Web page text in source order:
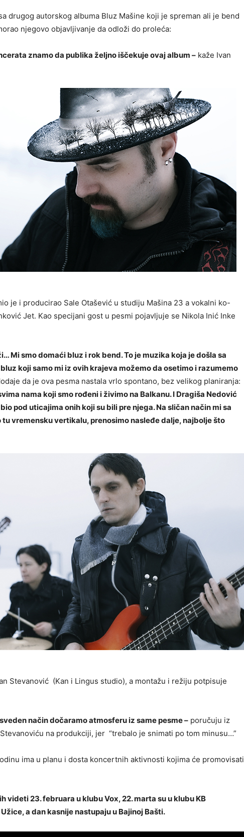
drugog autorskog albuma Bluz Mašine koji je spreman ali je bend
njegovo objavljivanje da odloži do proleća:
znamo da publika željno iščekuje ovaj album – kaže Ivan
je i producirao Sale Otašević u studiju Mašina 23 a vokalni ko-
Jet. Kao specijani gost u pesmi pojavljuje se Nikola Inić Inke
Mi smo domaći bluz i rok bend. To je muzika koja je došla sa
bluz koji samo mi iz ovih krajeva možemo da osetimo i razumemo
da je ova pesma nastala vrlo spontano, bez velikog planiranja:
nama koji smo rođeni i živimo na Balkanu. I Dragiša Nedović
pod uticajima onih koji su bili pre njega. Na sličan način mi sa
vremensku vertikalu, prenosimo nasleđe dalje, najbolje što
Stevanović (Kan i Lingus studio), a montažu i režiju potpisuje
način dočaramo atmosferu iz same pesme – poručuju iz
na produkciji, jer “trebalo je snimati po tom minusu…”
ima u planu i dosta koncertnih aktivnosti kojima će promovisati
videti 23. februara u klubu Vox, 22. marta su u klubu KB
a dan kasnije nastupaju u Bajinoj Bašti.